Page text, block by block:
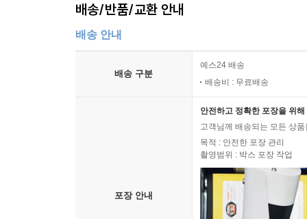
배송/반품/교환 안내
배송 안내
배송 구분
예스24 배송
배송비 : 무료배송
포장 안내
안전하고 정확한 포장을 위
고객님께 배송되는 모든 상
목적 : 안전한 포장 관리
촬영범위 : 박스 포장 작업